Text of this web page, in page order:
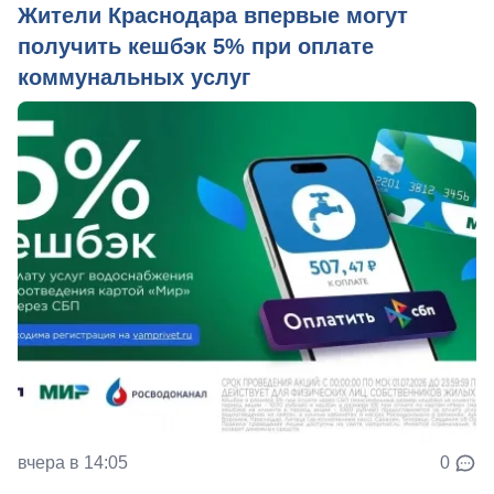
Жители Краснодара впервые могут
получить кешбэк 5% при оплате
коммунальных услуг
вчера в 14:05 0